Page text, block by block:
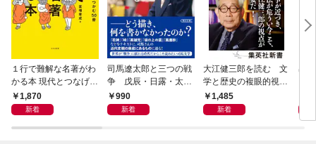
１行で難解な名著がわ
かる本 現代とつなげて
エッセンスをつかむ50
冊
1,870
新着
司馬遼太郎と三つの戦
争 戊辰・日露・太平
洋990
新着
大江健三郎を読む 文
学と歴史の複眼的視点
から1,485
新着
出